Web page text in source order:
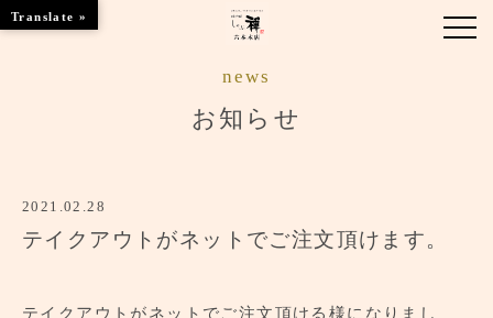
news
お知らせ
2021.02.28
テイクアウトがネットでご注文頂けます。
テイクアウトがネットでご注文頂ける様になりまし
Translate »